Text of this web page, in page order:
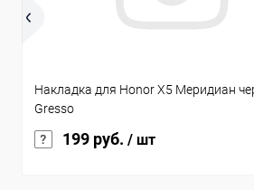
Накладка для Honor X5 Меридиан
Gresso
199 руб. / шт